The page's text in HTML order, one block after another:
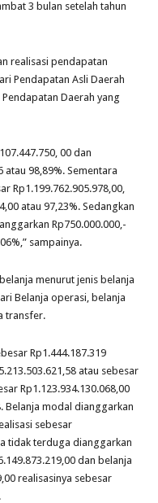
3 bulan setelah tahun
realisasi pendapatan
Pendapatan Asli Daerah
Daerah yang
00 dan
atau 98,89%. Sementara
Rp1.199.762.905.978,00,
atau 97,23%. Sedangkan
Rp750.000.000,-
sampainya.
menurut jenis belanja
Belanja operasi, belanja
transfer.
Rp1.444.187.319
atau sebesar
Rp1.123.934.130.068,00
Belanja modal dianggarkan
sebesar
tidak terduga dianggarkan
dan belanja
realisasinya sebesar